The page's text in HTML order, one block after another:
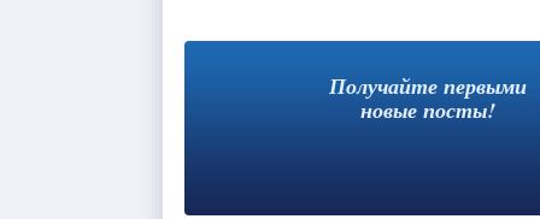
Получайте первыми
новые посты!